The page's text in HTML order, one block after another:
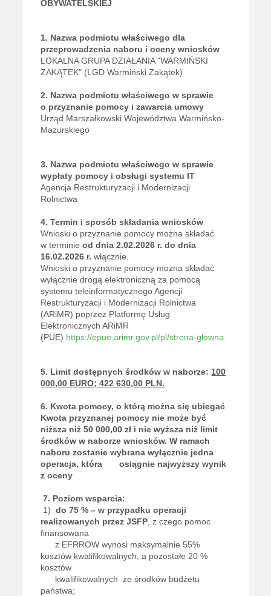
OBYWATELSKIEJ
1. Nazwa podmiotu właściwego dla
przeprowadzenia naboru i oceny wniosków
LOKALNA GRUPA DZIAŁANIA "WARMIŃSKI
ZAKĄTEK" (LGD Warmiński Zakątek)
2. Nazwa podmiotu właściwego w sprawie
o przyznanie pomocy i zawarcia umowy
Urząd Marszałkowski Województwa Warmińsko-
Mazurskiego
3. Nazwa podmiotu właściwego w sprawie
wypłaty pomocy i obsługi systemu IT
Agencja Restrukturyzacji i Modernizacji
Rolnictwa
4. Termin i sposób składania wniosków
Wnioski o przyznanie pomocy można składać
w terminieod dnia 2.02.2026 r. do dnia
16.02.2026 r. włącznie.
Wnioski o przyznanie pomocy można składać
wyłącznie drogą elektroniczną za pomocą
systemu teleinformatycznego Agencji
Restrukturyzacji i Modernizacji Rolnictwa
(ARiMR) poprzez Platformę Usług
Elektronicznych ARiMR
(PUE) https://epue.arimr.gov.pl/pl/strona-glowna
5. Limit dostępnych środków w naborze: 100
000,00 EURO; 422 630,00 PLN.
6. Kwota pomocy, o którą można się ubiegać
Kwota przyznanej pomocy nie może być
niższa niż 50 000,00 zł i nie wyższa niż limit
środkóww naborze wniosków. W ramach
naboru zostanie wybrana wyłącznie jedna
operacja, która osiągnie najwyższy wynik
z oceny
7. Poziom wsparcia:
1)do 75 % – w przypadku operacji
realizowanych przez JSFP , z czego pomoc
finansowana
z EFRROW wynosi maksymalnie 55%
kosztów kwalifikowalnych, a pozostałe 20 %
kosztów
kwalifikowalnych ze środków budżetu
państwa;